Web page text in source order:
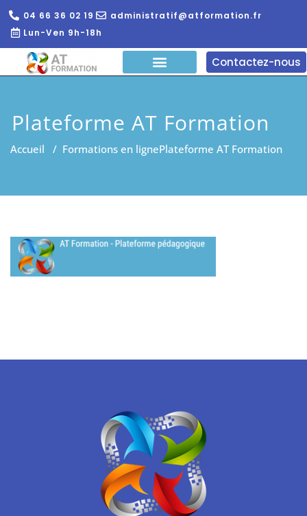
04 66 36 02 19
administratif@atformation.fr
Lun-Ven 9h-18h
Contactez-nous
Plateforme AT Formation
Accueil / Formations en lignePlateforme AT Formation